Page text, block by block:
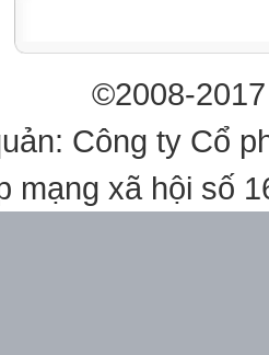
©2008-
Công ty Cổ
mạng xã hội số